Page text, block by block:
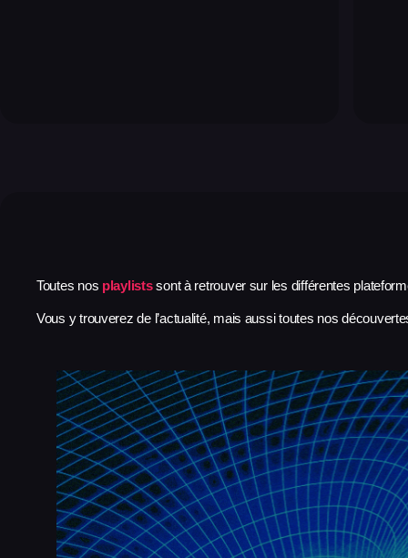
Toutes nos playlistssont à retrouver sur les différentes
Vous y trouverez de l’actualité, mais aussi toutes nos